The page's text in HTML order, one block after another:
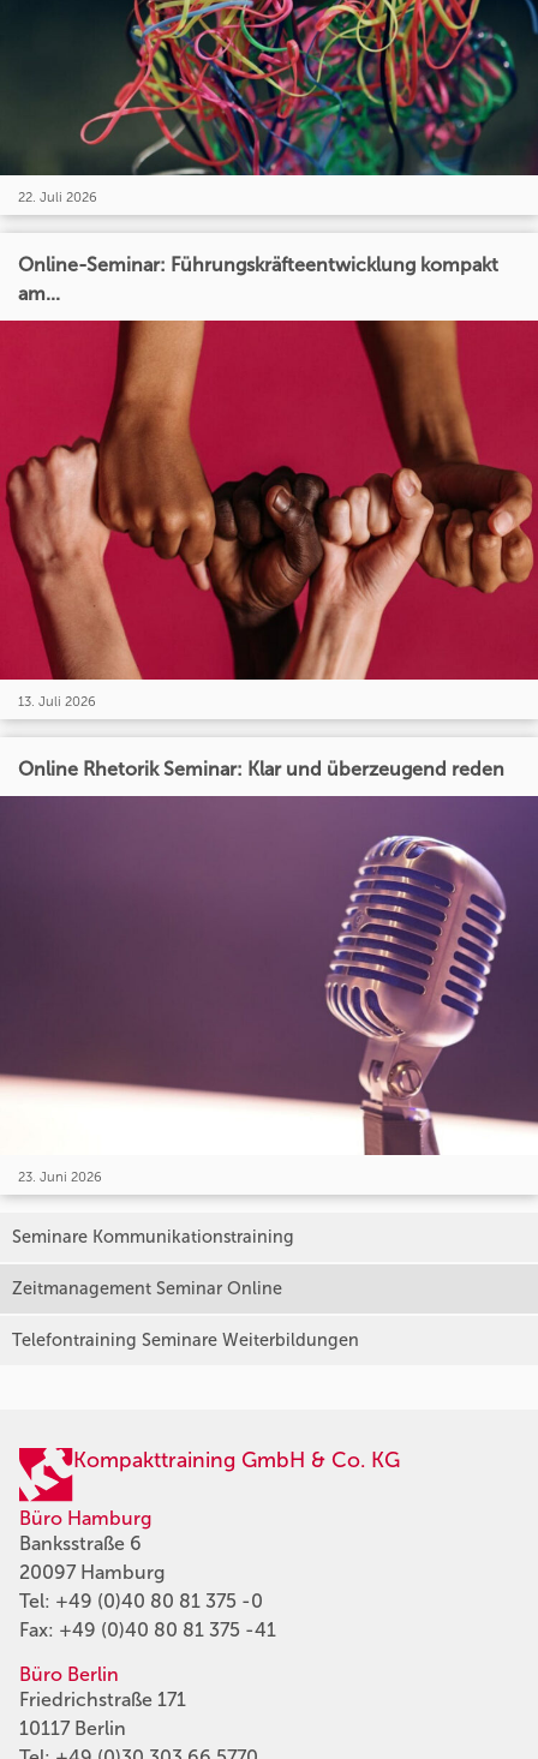
22. Juli 2026
Online-Seminar: Führungskräfteentwicklung kompakt
am...
13. Juli 2026
Online Rhetorik Seminar: Klar und überzeugend reden
23. Juni 2026
Seminare Kommunikationstraining
Zeitmanagement Seminar Online
Telefontraining Seminare Weiterbildungen
Kompakttraining GmbH & Co. KG
Büro Hamburg
Banksstraße 6
20097 Hamburg
Tel: +49 (0)40 80 81 375 -0
Fax: +49 (0)40 80 81 375 -41
Büro Berlin
Friedrichstraße 171
10117 Berlin